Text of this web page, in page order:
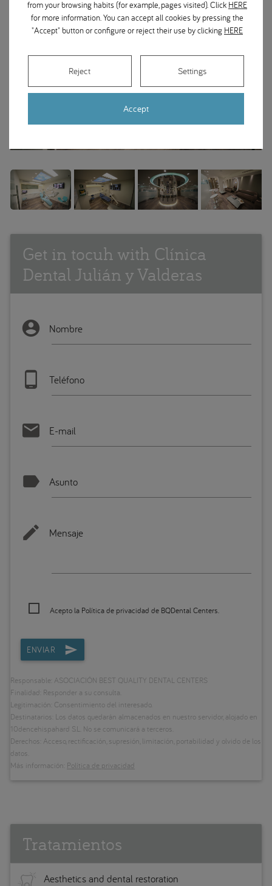
Get in tocuh with Clínica
Dental Julián y Valderas
Nombre
Teléfono
E-mail
Asunto
Mensaje
Acepto la Política de privacidad de BQDental Centers.
ENVIAR
Responsable: ASOCIACIÓN BEST QUALITY DENTAL CENTERS
Finalidad: Responder a su consulta.
Legitimación: Consentimiento del interesado.
Destinatarios: Los datos quedarán almacenados en nuestro servidor, alojado en
10dencehispahard S.L. No se comunicará a terceros.
Derechos: Acceso, rectificación, supresión, limitación, portabilidad y olvido de los
datos.
Más información: Política de privacidad
Tratamientos
Aesthetics and dental restoration
from your browsing habits (for example, pages visited). Click HERE
for more information. You can accept all cookies by pressing the
"Accept" button or configure or reject their use by clicking HERE
Accept
Reject Settings